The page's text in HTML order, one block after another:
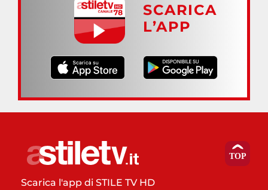
SCARICA
L’APP
Scarica l'app di STILE TV HD